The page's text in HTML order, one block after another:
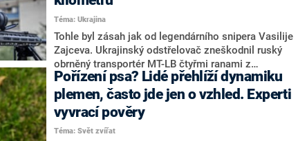
vytržené z kontextu. Pro CNN Prima NEWS prozradil,
že k incidentu došlo minulou středu a od té doby bylo
na škole učiněno několik opatření, včetně zřízení
etické komise.
Téma: Ukrajina
Tohle byl zásah jak od legendárního snipera Vasilije
Zajceva. Ukrajinský odstřelovač zneškodnil ruský
obrněný transportér MT-LB čtyřmi ranami z
neuvěřitelné vzdálenosti 1700 metrů, vozidlo zůstalo
po jeho zásahu nepojízdné. Přestože na místě
panovala špatná viditelnost, střela byla podle
Ukrajinců tak přesná, že ruskému řidiči utrhla hlavu.
Pořízení psa? Lidé přehlíží dynamiku
plemen, často jde jen o vzhled. Experti
vyvrací pověry
Téma: Svět zvířat